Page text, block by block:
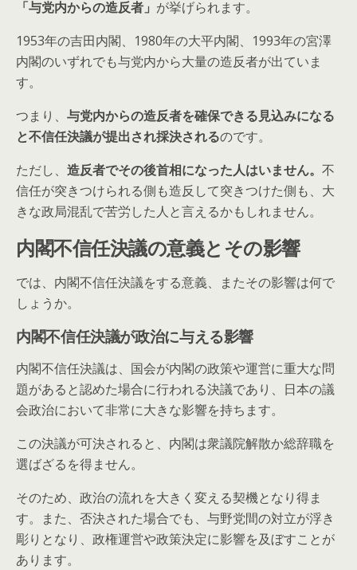
「与党内からの造反者」 が挙げられます。
1953年の吉田内閣、1980年の大平内閣、1993年の宮澤
内閣のいずれでも与党内から大量の造反者が出ていま
す。
つまり、 与党内からの造反者を確保できる見込みになる
と不信任決議が提出され採決されるのです。
ただし、 造反者でその後首相になった人はいません。 不
信任が突きつけられる側も造反して突きつけた側も、大
きな政局混乱で苦労した人と言えるかもしれません。
内閣不信任決議の意義とその影響
では、内閣不信任決議をする意義、またその影響は何で
しょうか。
内閣不信任決議が政治に与える影響
内閣不信任決議は、国会が内閣の政策や運営に重大な問
題があると認めた場合に行われる決議であり、日本の議
会政治において非常に大きな影響を持ちます。
この決議が可決されると、内閣は衆議院解散か総辞職を
選ばざるを得ません。
そのため、政治の流れを大きく変える契機となり得ま
す。また、否決された場合でも、与野党間の対立が浮き
彫りとなり、政権運営や政策決定に影響を及ぼすことが
あります。